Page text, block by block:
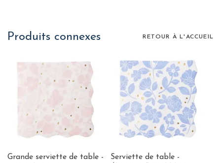
Produits connexes RETOUR À L'ACCUEIL
Grande serviette de table -
Serviette de table -